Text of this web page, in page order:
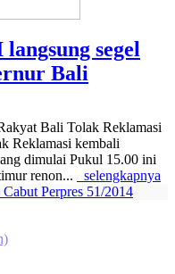
segel
Bali
Bali Tolak Reklamasi
Reklamasi kembali
dimulai Pukul 15.00 ini
renon...
selengkapnya